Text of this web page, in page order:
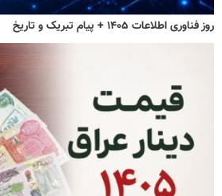
روز فناوری اطلاعات ۱۴۰۵ + پیام تبریک و تاریخ